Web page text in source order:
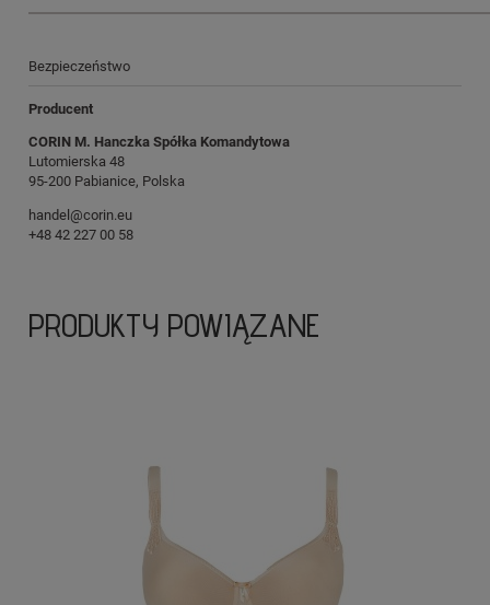
Bezpieczeństwo
Producent
CORIN M. Hanczka Spółka Komandytowa
Lutomierska 48
95-200 Pabianice, Polska
handel@corin.eu
+48 42 227 00 58
PRODUKTY POWIĄZANE